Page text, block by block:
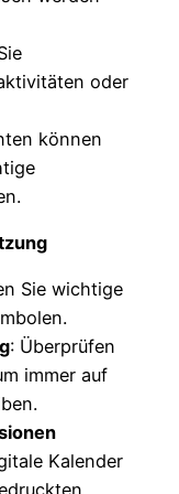
oder
können
Sie wichtige
: Überprüfen
immer auf
Kalender